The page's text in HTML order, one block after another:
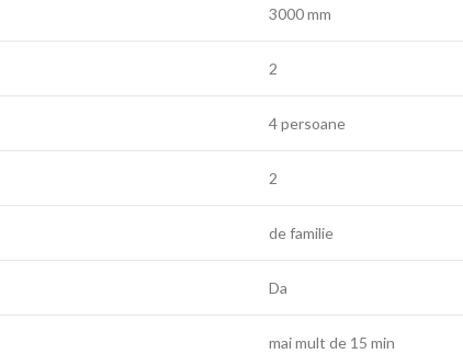
3000 mm
2
4 persoane
2
de familie
Da
mai mult de 15 min